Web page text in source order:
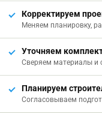
Корректируем
Меняем планировку,
Уточняем
Сверяем материалы и
Планируем
Согласовываем